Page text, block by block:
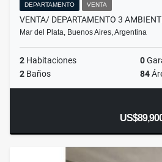
DEPARTAMENTO VENTA
VENTA/ DEPARTAMENTO 3
Mar del Plata, Buenos Aires, Argentina
2 Habitaciones 0
2 Baños 84